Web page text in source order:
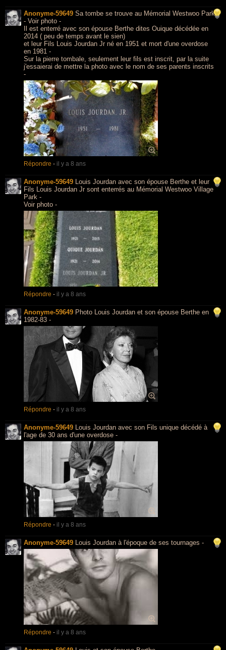
Anonyme-59649 Sa tombe se trouve au Mémorial Westwoo Park
- Voir photo -
Il est enterré avec son épouse Berthe dites Ouique décédée en
2014 ( peu de temps avant le sien)
et leur Fils Louis Jourdan Jr né en 1951 et mort d'une overdose
en 1981 -
Sur la pierre tombale, seulement leur fils est inscrit, par la suite
j'essaierai de mettre la photo avec le nom de ses parents inscrits
-
Répondre - il y a 8 ans
Anonyme-59649 Louis Jourdan avec son épouse Berthe et leur
Fils Louis Jourdan Jr sont enterrés au Mémorial Westwoo Village
Park -
Voir photo -
Répondre - il y a 8 ans
Anonyme-59649 Photo Louis Jourdan et son épouse Berthe en
1982-83 -
Répondre - il y a 8 ans
Anonyme-59649 Louis Jourdan avec son Fils unique décédé à
l'age de 30 ans d'une overdose -
Répondre - il y a 8 ans
Anonyme-59649 Louis Jourdan à l'époque de ses tournages -
Répondre - il y a 8 ans